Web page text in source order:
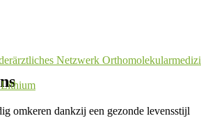
Netzwerk
omkeren dankzij een gezonde levensstijl